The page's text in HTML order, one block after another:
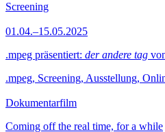
Screening
01.04.–15.05.2025
.mpeg präsentiert: der andere tag
.mpeg, Screening, Ausstellung,
Dokumentarfilm
Coming off the real time, for a while